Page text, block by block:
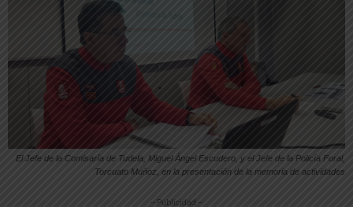
El Jefe de la Comisaría de Tudela, Miguel Ángel Escudero, y el Jefe de la Policía Foral,
Torcuato Muñoz, en la presentación de la memoria de actividades
-- Publicidad --